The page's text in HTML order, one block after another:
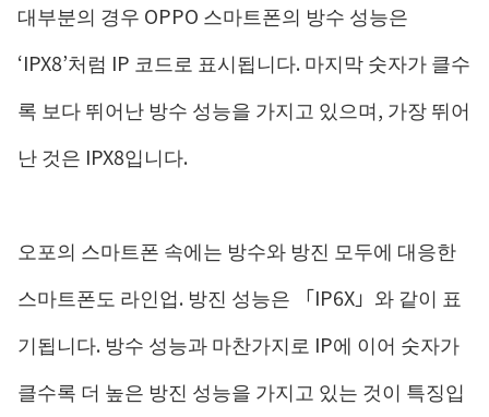
대부분의 경우 OPPO 스마트폰의 방수 성능은
‘IPX8’처럼 IP 코드로 표시됩니다. 마지막 숫자가 클수
록 보다 뛰어난 방수 성능을 가지고 있으며, 가장 뛰어
난 것은 IPX8입니다.
오포의 스마트폰 속에는 방수와 방진 모두에 대응한
스마트폰도 라인업. 방진 성능은 「IP6X」와 같이 표
기됩니다. 방수 성능과 마찬가지로 IP에 이어 숫자가
클수록 더 높은 방진 성능을 가지고 있는 것이 특징입